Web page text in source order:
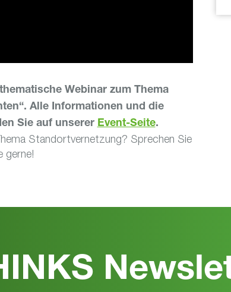
Webinar zum Thema
Alle Informationen und die
Sie auf unserer Event-Seite.
Standortvernetzung? Sprechen Sie
gerne!